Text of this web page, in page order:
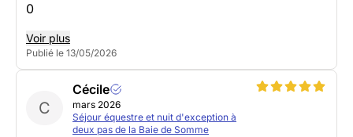
0
Voir plus
Publié le 13/05/2026
C
Cécile
mars 2026
Séjour équestre et nuit d'exception à
deux pas de la Baie de Somme